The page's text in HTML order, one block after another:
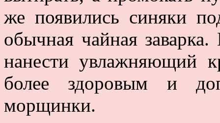
же появились синяки
обычная чайная
нанести увлажняющий
более здоровым и
морщинки.